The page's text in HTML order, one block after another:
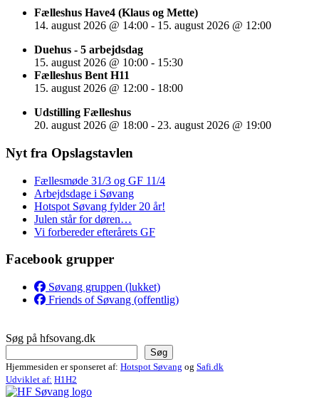
Fælleshus Have4 (Klaus og Mette)
14. august 2026 @ 14:00 - 15. august 2026 @ 12:00
Duehus - 5 arbejdsdag
15. august 2026 @ 10:00 - 15:30
Fælleshus Bent H11
15. august 2026 @ 12:00 - 18:00
Udstilling Fælleshus
20. august 2026 @ 18:00 - 23. august 2026 @ 19:00
Nyt fra Opslagstavlen
Fællesmøde 31/3 og GF 11/4
Arbejdsdage i Søvang
Hotspot Søvang fylder 20 år!
Julen står for døren…
Vi forbereder efterårets GF
Facebook grupper
Søvang gruppen (lukket)
Friends of Søvang (offentlig)
Søg på hfsovang.dk
Søg
Hjemmesiden er sponseret af: Hotspot Søvang og Safi.dk
Udviklet af: H1H2